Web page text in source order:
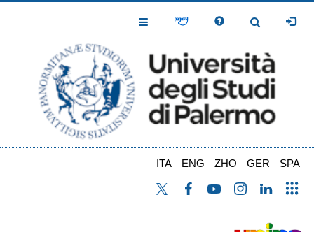
Toggle
Toggle
ITA ENG ZHO GER SPA